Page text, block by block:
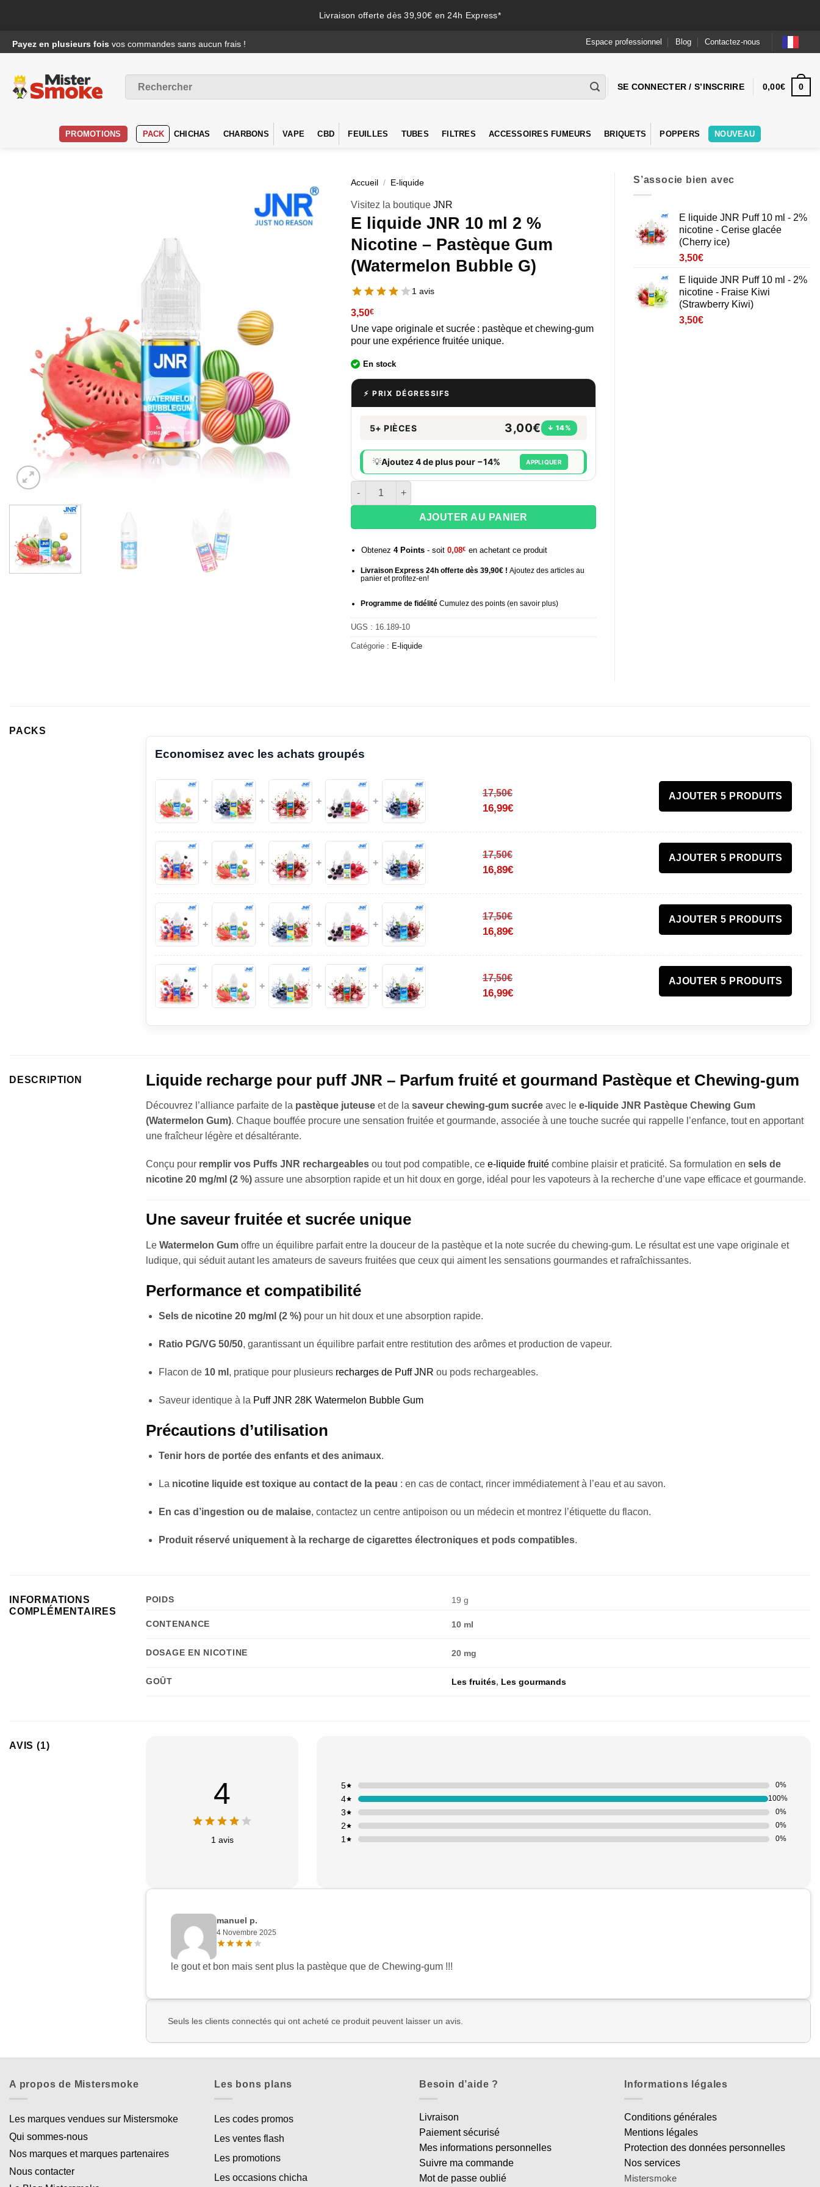
Livraison offerte dès 39,90€ en 24h Express*
au
Payez en plusieurs fois vos commandes sans aucun frais ! Espace professionnel Blog Contactez-nous
pour :
SE CONNECTER / S’INSCRIRE 0,00€ 0
PROMOTIONS PACK CHICHAS CHARBONS VAPE CBD FEUILLES TUBES FILTRES ACCESSOIRES FUMEURS BRIQUETS POPPERS NOUVEAU
Accueil / E-liquide
Visitez la boutique JNR
E liquide JNR 10 ml 2 %
Nicotine – Pastèque Gum
(Watermelon Bubble G)
1 avis
3,50€
Une vape originale et sucrée : pastèque et chewing-gum
pour une expérience fruitée unique.
En stock
⚡ PRIX DÉGRESSIFS
5+ PIÈCES 3,00€ ↓ 14%
💡Ajoutez 4 de plus pour −14% APPLIQUER
quantité de E liquide JNR 10 ml 2 % Nicotine - Pastèque Gum (Watermelon Bubble G)
AJOUTER AU PANIER
Obtenez 4Points- soit 0,08€ en achetant ce produit
Livraison Express 24h offerte dès 39,90€ ! Ajoutez des articles au
panier et profitez-en!
Programme de fidélitéCumulez des points (en savoir plus)
UGS : 16.189-10
Catégorie : E-liquide
S’associe bien avec
E liquide JNR Puff 10 ml - 2%
nicotine - Cerise glacée
(Cherry ice)
3,50€
E liquide JNR Puff 10 ml - 2%
nicotine - Fraise Kiwi
(Strawberry Kiwi)
3,50€
PACKS
Economisez avec les achats groupés
+ + + +
17,50€
16,99€
AJOUTER 5 PRODUITS
+ + + +
17,50€
16,89€
AJOUTER 5 PRODUITS
+ + + +
17,50€
16,89€
AJOUTER 5 PRODUITS
+ + + +
17,50€
16,99€
AJOUTER 5 PRODUITS
DESCRIPTION Liquide recharge pour puff JNR – Parfum fruité et gourmand Pastèque et Chewing-gum
Découvrez l’alliance parfaite de la pastèque juteuse et de la saveur chewing-gum sucrée avec le e-liquide JNR Pastèque Chewing Gum
(Watermelon Gum). Chaque bouffée procure une sensation fruitée et gourmande, associée à une touche sucrée qui rappelle l’enfance, tout en apportant
une fraîcheur légère et désaltérante.
Conçu pour remplir vos Puffs JNR rechargeables ou tout pod compatible, ce e-liquide fruité combine plaisir et praticité. Sa formulation en sels de
nicotine 20 mg/ml (2 %) assure une absorption rapide et un hit doux en gorge, idéal pour les vapoteurs à la recherche d’une vape efficace et gourmande.
Une saveur fruitée et sucrée unique
Le Watermelon Gum offre un équilibre parfait entre la douceur de la pastèque et la note sucrée du chewing-gum. Le résultat est une vape originale et
ludique, qui séduit autant les amateurs de saveurs fruitées que ceux qui aiment les sensations gourmandes et rafraîchissantes.
Performance et compatibilité
Sels de nicotine 20 mg/ml (2 %)pour un hit doux et une absorption rapide.
Ratio PG/VG 50/50, garantissant un équilibre parfait entre restitution des arômes et production de vapeur.
Flacon de 10 ml , pratique pour plusieurs recharges de Puff JNR ou pods rechargeables.
Saveur identique à la Puff JNR 28K Watermelon Bubble Gum
Précautions d’utilisation
Tenir hors de portée des enfants et des animaux.
La nicotine liquide est toxique au contact de la peau : en cas de contact, rincer immédiatement à l’eau et au savon.
En cas d’ingestion ou de malaise, contactez un centre antipoison ou un médecin et montrez l’étiquette du flacon.
Produit réservé uniquement à la recharge de cigarettes électroniques et pods compatibles.
INFORMATIONS
COMPLÉMENTAIRES
POIDS 19 g
CONTENANCE 10 ml
DOSAGE EN NICOTINE 20 mg
GOÛT Les fruités, Les gourmands
AVIS (1)
4
1 avis 1 0%
2 0%
3 0%
4 100%
5 0%
manuel p.
4 Novembre 2025
le gout et bon mais sent plus la pastèque que de Chewing-gum !!!
Seuls les clients connectés qui ont acheté ce produit peuvent laisser un avis.
A propos de Mistersmoke
Les marques vendues sur Mistersmoke
Qui sommes-nous
Nos marques et marques partenaires
Nous contacter
Les bons plans
Les codes promos
Les ventes flash
Les promotions
Les occasions chicha
Besoin d’aide ?
Livraison
Paiement sécurisé
Mes informations personnelles
Suivre ma commande
Mot de passe oublié
Informations légales
Conditions générales
Mentions légales
Protection des données personnelles
Nos services
Mistersmoke